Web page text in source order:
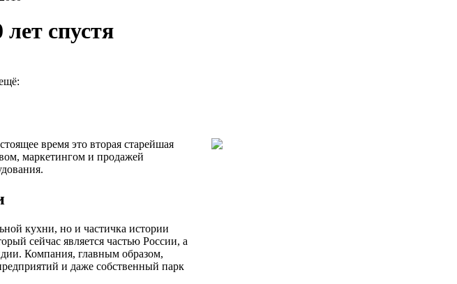
спустя
время это вторая старейшая
маркетингом и продажей
кухни, но и частичка истории
сейчас является частью России, а
Компания, главным образом,
и даже собственный парк